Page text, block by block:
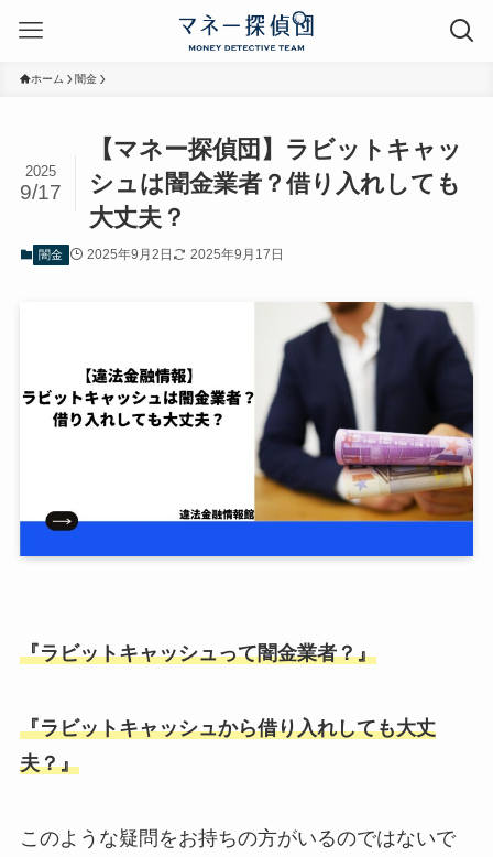
ホーム 闇金
【マネー探偵団】ラビットキャッ
シュは闇金業者？借り入れしても
大丈夫？
2025
9/17
闇金 2025年9月2日 2025年9月17日
『ラビットキャッシュって闇金業者？』
『ラビットキャッシュから借り入れしても大丈
夫？』
このような疑問をお持ちの方がいるのではないで